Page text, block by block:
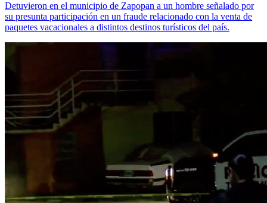
Detuvieron en el municipio de Zapopan a un hombre señalado por
su presunta participación en un fraude relacionado con la venta de
paquetes vacacionales a distintos destinos turísticos del país.